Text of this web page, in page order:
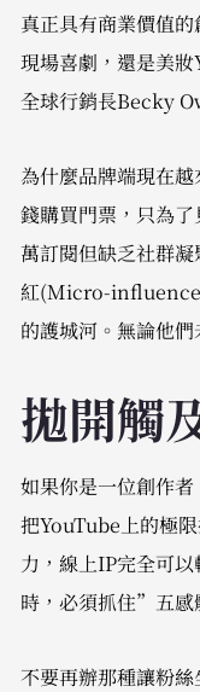
真正具有商業價值
現場喜劇，還是美
全球行銷長Becky
為什麼品牌端現在
錢購買門票，只為
萬訂閱但缺乏社群
紅(Micro-
的護城河。無論他
拋開觸
如果你是一位創作
把YouTube上的極
力，線上IP完全可
時，必須抓住”五
不要再辦那種讓粉